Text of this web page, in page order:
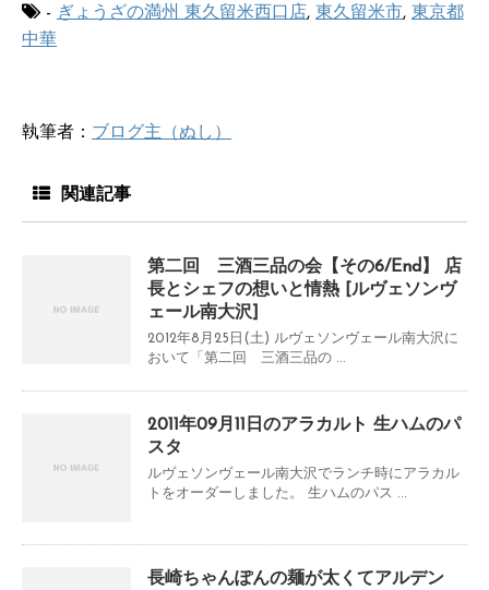
- ぎょうざの満州 東久留米西口店, 東久留米市, 東京都
中華
執筆者： ブログ主（ぬし）
関連記事
第二回 三酒三品の会【その6/End】 店
長とシェフの想いと情熱 [ルヴェソンヴ
ェール南大沢]
2012年8月25日(土) ルヴェソンヴェール南大沢に
おいて「第二回 三酒三品の ...
2011年09月11日のアラカルト 生ハムのパ
スタ
ルヴェソンヴェール南大沢でランチ時にアラカル
トをオーダーしました。 生ハムのパス ...
長崎ちゃんぽんの麺が太くてアルデン